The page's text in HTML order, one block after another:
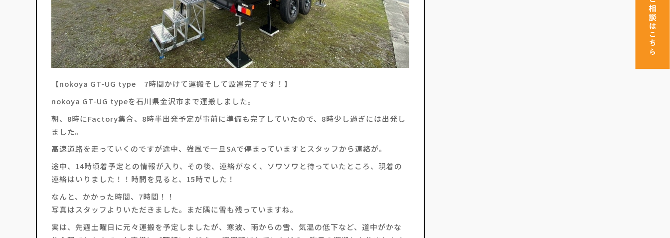
【nokoya GT-UG type 7時間かけて運搬そして設置完了です！】
nokoya GT-UG typeを石川県金沢市まで運搬しました。
朝、8時にFactory集合、8時半出発予定が事前に準備も完了していたので、8時少し過ぎには出発し
ました。
高速道路を走っていくのですが途中、強風で一旦SAで停まっていますとスタッフから連絡が。
途中、14時頃着予定との情報が入り、その後、連絡がなく、ソワソワと待っていたところ、現着の
連絡はいりました！！時間を見ると、15時でした！
なんと、かかった時間、7時間！！
写真はスタッフよりいただきました。まだ隅に雪も残っていますね。
実は、先週土曜日に元々運搬を予定しましたが、寒波、雨からの雪、気温の低下など、道中がかな